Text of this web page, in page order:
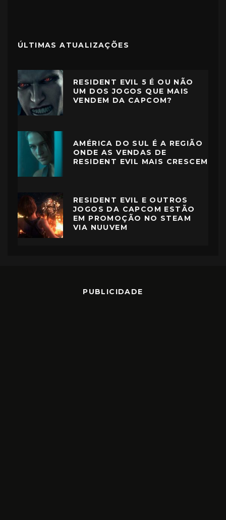
ÚLTIMAS ATUALIZAÇÕES
RESIDENT EVIL 5 É OU NÃO
UM DOS JOGOS QUE MAIS
VENDEM DA CAPCOM?
AMÉRICA DO SUL É A REGIÃO
ONDE AS VENDAS DE
RESIDENT EVIL MAIS CRESCEM
RESIDENT EVIL E OUTROS
JOGOS DA CAPCOM ESTÃO
EM PROMOÇÃO NO STEAM
VIA NUUVEM
PUBLICIDADE